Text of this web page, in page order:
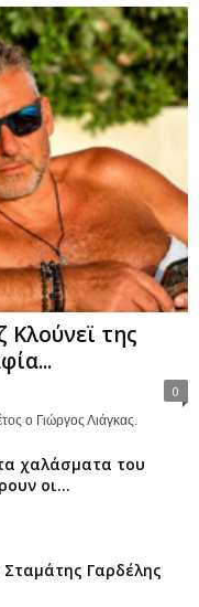
Κλούνεϊ της
0
ο Γιώργος Λιάγκας.
χαλάσματα του
οι...
Γαρδέλης